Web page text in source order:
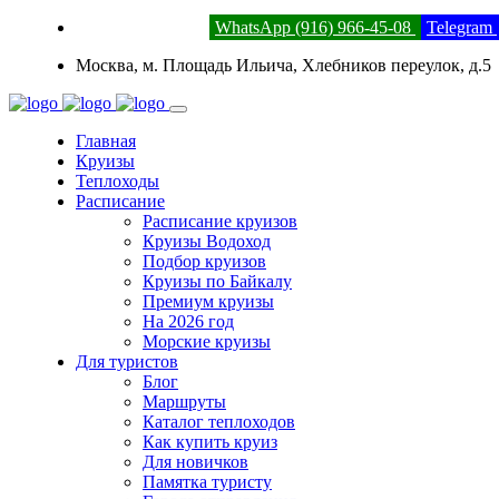
WhatsApp (916) 966-45-08 Telegram
Москва, м. Площадь Ильича, Хлебников переулок, д.5
Главная
Круизы
Теплоходы
Расписание
Расписание круизов
Круизы Водоход
Подбор круизов
Круизы по Байкалу
Премиум круизы
На 2026 год
Морские круизы
Для туристов
Блог
Маршруты
Каталог теплоходов
Как купить круиз
Для новичков
Памятка туристу